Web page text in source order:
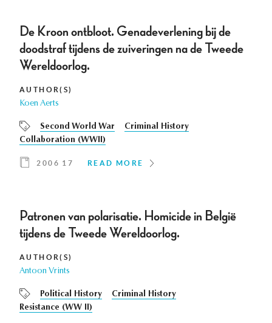
De Kroon ontbloot. Genadeverlening bij de
doodstraf tijdens de zuiveringen na de Tweede
Wereldoorlog.
AUTHOR(S)
Koen Aerts
Second World War
Criminal History
Collaboration (WWII)
2006 17 READ MORE
Patronen van polarisatie. Homicide in België
tijdens de Tweede Wereldoorlog.
AUTHOR(S)
Antoon Vrints
Political History
Criminal History
Resistance (WW II)